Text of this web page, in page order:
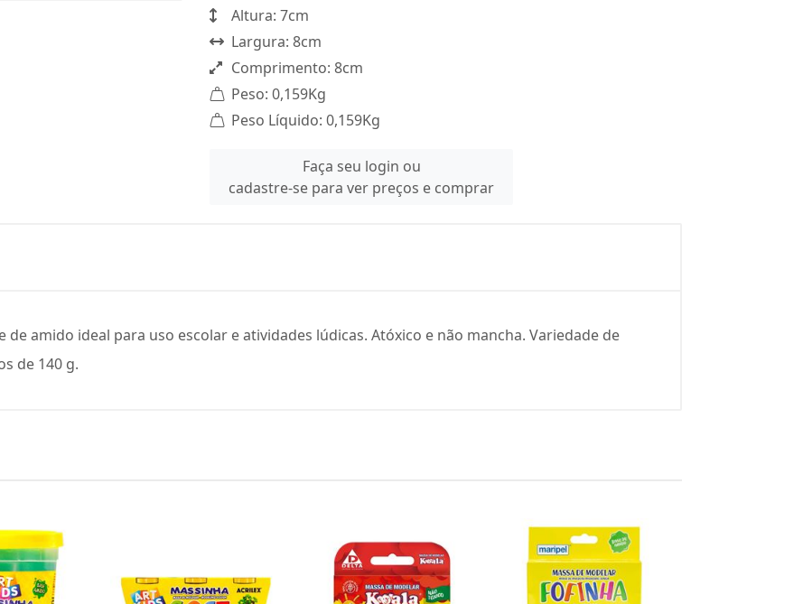
Altura: 7cm
Largura: 8cm
Comprimento: 8cm
Peso: 0,159Kg
Peso Líquido: 0,159Kg
Faça seu login ou
cadastre-se para ver preços e comprar
de amido ideal para uso escolar e atividades lúdicas. Atóxico e não mancha. Variedade de
de 140 g.